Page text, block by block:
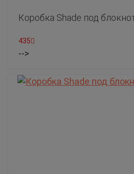
Коробка Shade под
435
-->